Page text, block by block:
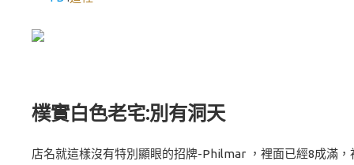
樸實白色老宅:別有洞天
店名就這樣沒有特別顯眼的招牌-Philmar ，裡面已經8成滿，